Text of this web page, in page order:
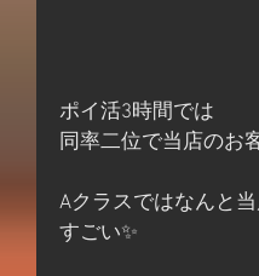
ポイ活3時間では
同率二位で当店のお
Aクラスではなんと
すごい✨